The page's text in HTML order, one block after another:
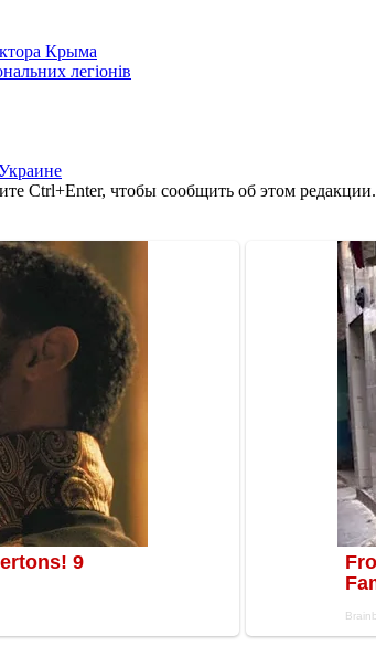
Крыма
легіонів
Ctrl+Enter, чтобы сообщить об этом редакции.